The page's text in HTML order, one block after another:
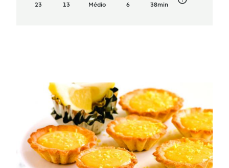
23 13 Médio 6 38min